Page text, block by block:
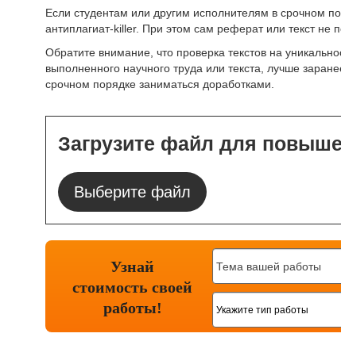
Если студентам или другим исполнителям в срочном
антиплагиат-killer. При этом сам реферат или текст не
Обратите внимание, что проверка текстов на
выполненного научного труда или текста, лучше
срочном порядке заниматься доработками.
Загрузите файл для
Выберите файл
Узнай
стоимость своей
работы!